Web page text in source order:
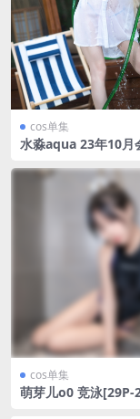
cos单集
水淼aqua 23年10月
cos单集
萌芽儿o0 竞泳[29P-